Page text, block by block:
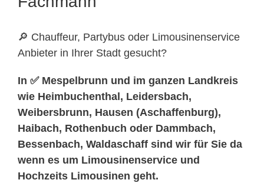
🔎 Chauffeur, Partybus oder Limousinenservice
Anbieter in Ihrer Stadt gesucht?
In ✅ Mespelbrunn und im ganzen Landkreis
wie Heimbuchenthal, Leidersbach,
Weibersbrunn, Hausen (Aschaffenburg),
Haibach, Rothenbuch oder Dammbach,
Bessenbach, Waldaschaff sind wir für Sie da
wenn es um Limousinenservice und
Hochzeits Limousinen geht.